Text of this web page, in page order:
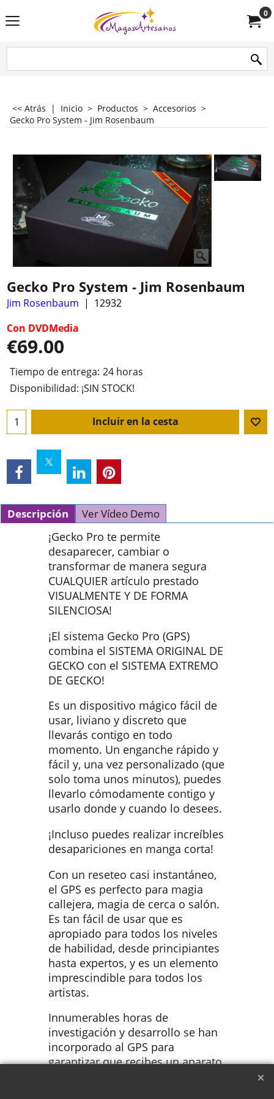
0
<< Atrás | Inicio > Productos > Accesorios >
Gecko Pro System - Jim Rosenbaum
Gecko Pro System - Jim Rosenbaum
Jim Rosenbaum
12932
Con DVDMedia
€69.00
Tiempo de entrega: 24 horas
Disponibilidad: ¡SIN STOCK!
Incluir en la cesta
Descripción Ver Vídeo Demo
¡Gecko Pro te permite
desaparecer, cambiar o
transformar de manera segura
CUALQUIER artículo prestado
VISUALMENTE Y DE FORMA
SILENCIOSA!
¡El sistema Gecko Pro (GPS)
combina el SISTEMA ORIGINAL DE
GECKO con el SISTEMA EXTREMO
DE GECKO!
Es un dispositivo mágico fácil de
usar, liviano y discreto que
llevarás contigo en todo
momento. Un enganche rápido y
fácil y, una vez personalizado (que
solo toma unos minutos), puedes
llevarlo cómodamente contigo y
usarlo donde y cuando lo desees.
¡Incluso puedes realizar increíbles
desapariciones en manga corta!
Con un reseteo casi instantáneo,
el GPS es perfecto para magia
callejera, magia de cerca o salón.
Es tan fácil de usar que es
apropiado para todos los niveles
de habilidad, desde principiantes
hasta expertos, y es un elemento
imprescindible para todos los
artistas.
Innumerables horas de
investigación y desarrollo se han
incorporado al GPS para
garantizar que recibes un aparato